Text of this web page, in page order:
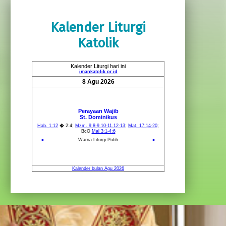
Kalender Liturgi
Katolik